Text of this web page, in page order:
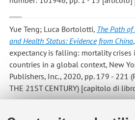
Yue Teng; Luca Bortolotti, The Path
and Health Status: Evidence from China
expectancy is falling: mortality
countries in a global context, New
Publishers, Inc., 2020, pp. 179 - 221
THE 21ST CENTURY) [capitolo di
Biggeri M.; Bortolotti L.
Towards a